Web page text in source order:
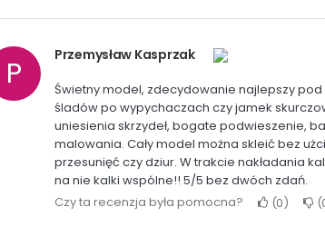
P Przemysław Kasprzak
Świetny model, zdecydowanie najlepszy
śladów po wypychaczach czy jamek
uniesienia skrzydeł, bogate podwieszenie,
malowania. Cały model można skleić bez
przesunięć czy dziur. W trakcie nakładania
na nie kalki wspólne!! 5/5 bez dwóch zdań.
Czy ta recenzja była pomocna?
0